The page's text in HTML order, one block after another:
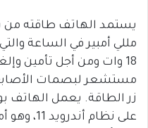
مللي أمبير في الساعة
18 وات ومن أجل تأمين
مستشعر لبصمات الأصابع
على نظام